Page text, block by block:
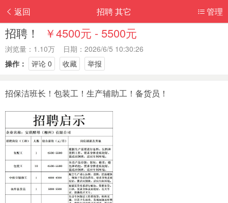
返回 管理
招聘 其它
招聘！ ￥4500元 - 5500元
浏览量：1.10万 日期：2026/6/5 10:30:26
操作：
评论 0 收藏 举报
招保洁班长！包装工！生产辅助工！备货员！